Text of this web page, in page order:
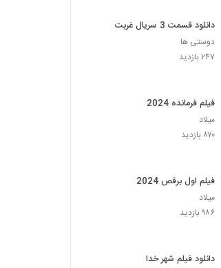
دانلود قسمت 3 سریال غربت
دوستی ها
۲۴۷ بازدید
فیلم فرمانده 2024
میلاد
۸۷۰ بازدید
فیلم اول برقص 2024
میلاد
۹۸۶ بازدید
دانلود فیلم شهر خدا